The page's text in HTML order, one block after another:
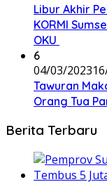
Libur Akhir
KORMI
OKU
6
04/03/2023
Tawuran
Orang Tua
Berita Terbaru